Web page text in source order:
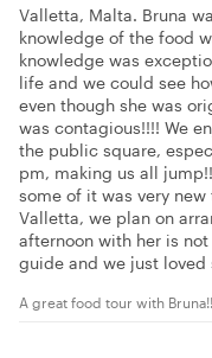
Valletta, Malta. Bruna
knowledge of the food
knowledge was
life and we could see
even though she was
was contagious!!!! We
the public square,
pm, making us all
some of it was very
Valletta, we plan on
afternoon with her is
guide and we just
A great food tour with Bruna!!